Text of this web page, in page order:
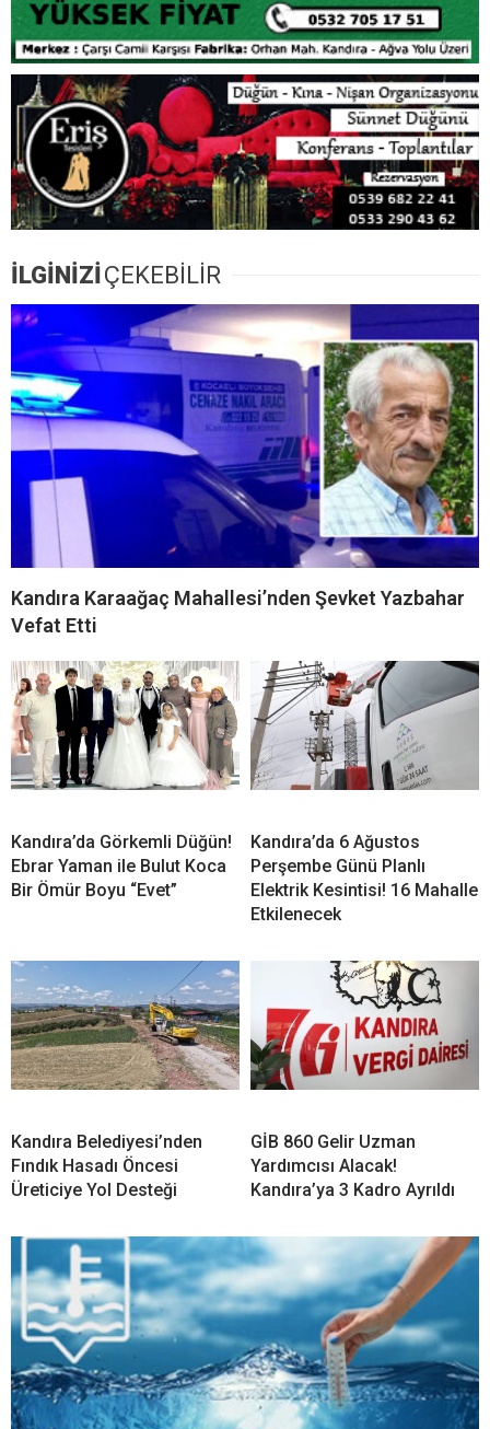
İLGİNİZİ ÇEKEBİLİR
Kandıra Karaağaç Mahallesi’nden Şevket Yazbahar
Vefat Etti
Kandıra’da Görkemli Düğün!
Ebrar Yaman ile Bulut Koca
Bir Ömür Boyu “Evet”
Kandıra’da 6 Ağustos
Perşembe Günü Planlı
Elektrik Kesintisi! 16 Mahalle
Etkilenecek
Kandıra Belediyesi’nden
Fındık Hasadı Öncesi
Üreticiye Yol Desteği
GİB 860 Gelir Uzman
Yardımcısı Alacak!
Kandıra’ya 3 Kadro Ayrıldı